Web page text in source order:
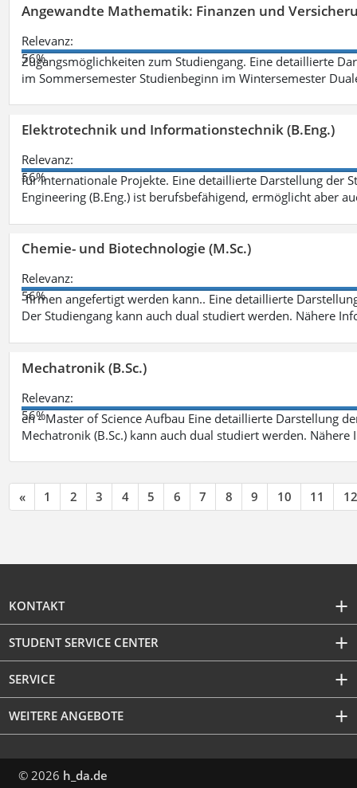
Angewandte Mathematik: Finanzen und
Relevanz:
56%
Zugangsmöglichkeiten zum Studiengang. Eine detaillierte
im Sommersemester Studienbeginn im Wintersemester
Elektrotechnik und Informationstechnik (B.Eng.)
Relevanz:
56%
für internationale Projekte. Eine detaillierte Darstellung der
Engineering (B.Eng.) ist berufsbefähigend, ermöglicht aber
Chemie- und Biotechnologie (M.Sc.)
Relevanz:
56%
-firmen angefertigt werden kann.. Eine detaillierte
Der Studiengang kann auch dual studiert werden. Nähere
Mechatronik (B.Sc.)
Relevanz:
56%
en - Master of Science Aufbau Eine detaillierte Darstellung
Mechatronik (B.Sc.) kann auch dual studiert werden.
« 1 2 3 4 5 6 7 8 9 10 11 12
KONTAKT
STUDENT SERVICE CENTER
SERVICE
WEITERE ANGEBOTE
© 2026 h_da.de